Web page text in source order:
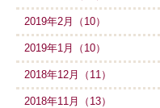
2019年2月（10）
2019年1月（10）
2018年12月（11）
2018年11月（13）